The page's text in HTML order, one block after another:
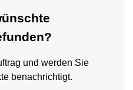
und werden Sie
benachrichtigt.